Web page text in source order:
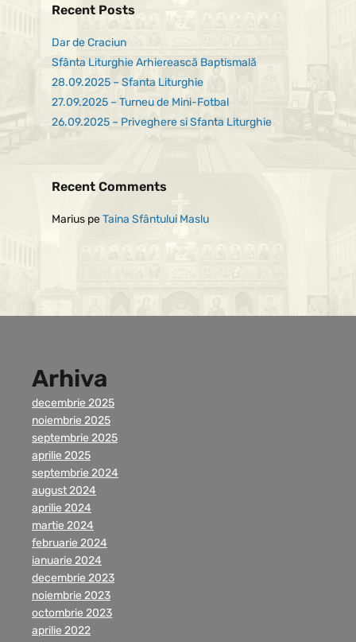
Recent Posts
Dar de Craciun
Sfânta Liturghie Arhierească Baptismală
28.09.2025 – Sfanta Liturghie
27.09.2025 – Turneu de Mini-Fotbal
26.09.2025 – Priveghere si Sfanta Liturghie
Recent Comments
Marius peTaina Sfântului Maslu
Arhiva
decembrie 2025
noiembrie 2025
septembrie 2025
aprilie 2025
septembrie 2024
august 2024
aprilie 2024
martie 2024
februarie 2024
ianuarie 2024
decembrie 2023
noiembrie 2023
octombrie 2023
aprilie 2022